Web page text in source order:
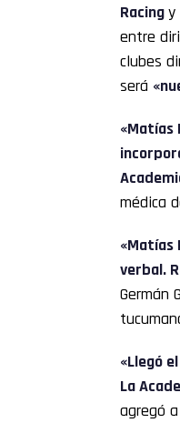
Racingy
entre
clubes
será
«Matías
médica
«Matías
verbal.
Germán
«Llegó
La
agregó